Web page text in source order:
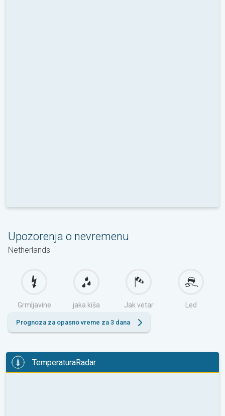
Upozorenja o nevremenu
Netherlands
Grmljavine jaka kiša Jak vetar Led
Prognoza za opasno vreme za 3 dana
TemperaturaRadar